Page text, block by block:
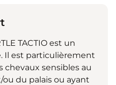
TACTIO est un
Il est particulièrement
chevaux sensibles au
du palais ou ayant